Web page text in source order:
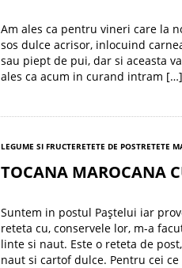
Am ales ca pentru vineri care la
sos dulce acrisor, inlocuind
sau piept de pui, dar si aceasta
ales ca acum in curand intram […]
LEGUME SI FRUCTERETETE DE POSTRETETE
TOCANA MAROCANA
Suntem in postul Paștelui iar
reteta cu, conservele lor, m-a
linte si naut. Este o reteta de
naut si cartof dulce. Pentru cei